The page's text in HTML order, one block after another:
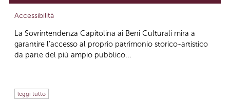
Accessibilità
La Sovrintendenza Capitolina ai Beni Culturali mira a
garantire l’accesso al proprio patrimonio storico-artistico
da parte del più ampio pubblico...
leggi tutto